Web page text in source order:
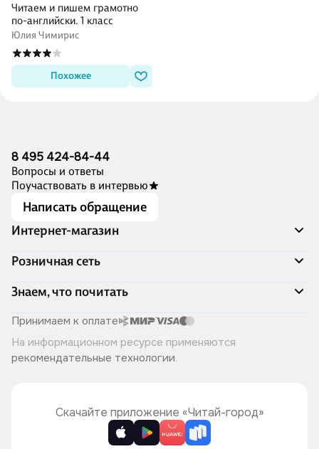
Читаем и пишем грамотно
по-английски. 1 класс
Юлия Чимирис
Похожее
8 495 424-84-44
Вопросы и ответы
Поучаствовать в интервью
Написать обращение
Интернет-магазин
Акции
Доставка и оплата
Программа лояльности
Подарочные сертификаты
Правила продажи
Политика конфиденциальности
Розничная сеть
Адреса магазинов
Книжный Дозор
О компании
Читай-город для бизнеса
Хотите у нас работать?
Знаем, что почитать
Скоро в продаже
Лучшие из лучших
Читай-журнал
Принимаем к оплате
На информационном ресурсе применяются
рекомендательные технологии.
Скачайте приложение «Читай-город»